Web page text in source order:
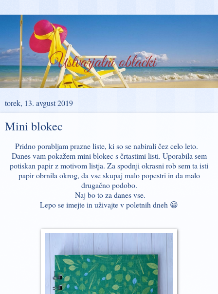
torek, 13. avgust 2019
Mini blokec
Pridno porabljam prazne liste, ki so se nabirali čez celo leto.
Danes vam pokažem mini blokec s črtastimi listi. Uporabila sem
potiskan papir z motivom listja. Za spodnji okrasni rob sem ta isti
papir obrnila okrog, da vse skupaj malo popestri in da malo
drugačno podobo.
Naj bo to za danes vse.
Lepo se imejte in uživajte v poletnih dneh 😀